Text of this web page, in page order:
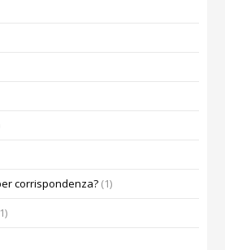
corrispondenza? (1)